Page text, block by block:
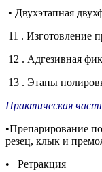
• Двухэтапная
11 . Изготовление
12 . Адгезивная
13 . Этапы
Практическая
•Препарирование
резец, клык и
• Ретракция